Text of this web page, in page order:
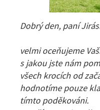
Dobrý den, paní
velmi oceňujeme
s jakou jste nám
všech krocích od
hodnotíme pouze
tímto poděkováni.